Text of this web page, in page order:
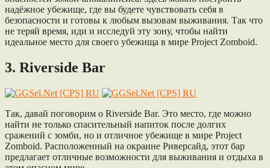
надёжное убежище, где вы будете чувствовать себя в
безопасности и готовы к любым вызовам выживания. Так что
не теряй время, иди и исследуй эту зону, чтобы найти
идеальное место для своего убежища в мире Project Zomboid.
3. Riverside Bar
Так, давай поговорим о Riverside Bar. Это место, где можно
найти не только спасительный напиток после долгих
сражений с зомби, но и отличное убежище в мире Project
Zomboid. Расположенный на окраине Риверсайд, этот бар
предлагает отличные возможности для выживания и отдыха в